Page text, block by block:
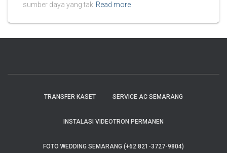
sumber daya yang tak Read more
TRANSFER KASET SERVICE AC SEMARANG
INSTALASI VIDEOTRON PERMANEN
FOTO WEDDING SEMARANG (+62 821-3727-9804)